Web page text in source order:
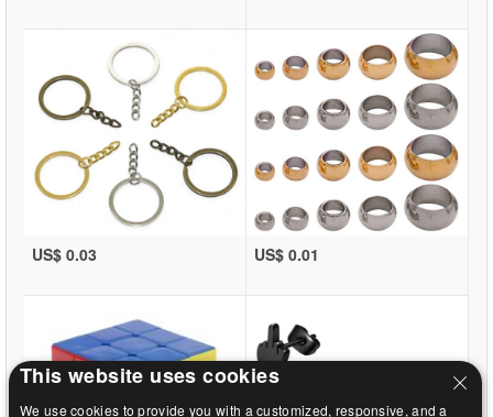
US$ 0.03 US$ 0.01
This website uses cookies
We use cookies to provide you with a customized, responsive, and a